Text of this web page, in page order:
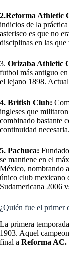
2.Reforma Athletic
indicios de la
asterisco es que no
disciplinas en las
3. Orizaba Athletic
futbol más antiguo
el lejano 1898.
4. British Club:
ingleses que
combinado bastante
continuidad necesaria.
5. Pachuca:
se mantiene en el
México, nombrando
único club mexicano
Sudamericana 2006
¿Quién fue el primer
La primera
1903. Aquel
final a Reforma AC.